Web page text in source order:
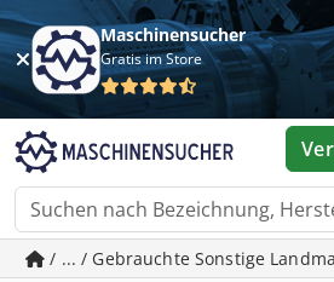
Maschinensucher
Gratis im Store
/ ... / Gebrauchte Sonstige